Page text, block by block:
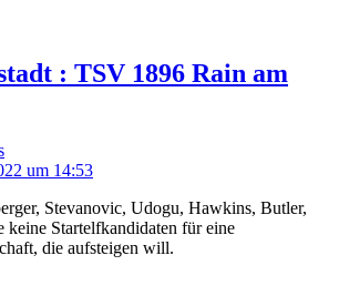
: TSV 1896 Rain am
um 14:53
Stevanovic, Udogu, Hawkins, Butler,
keine Startelfkandidaten für eine
die aufsteigen will.